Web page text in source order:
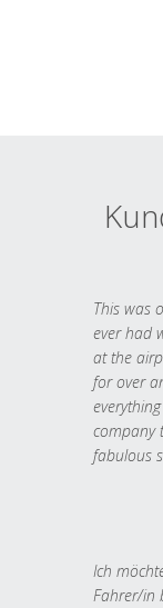
This was
ever had
at the
for over
company
fabulous
Ich
Fahrer/in